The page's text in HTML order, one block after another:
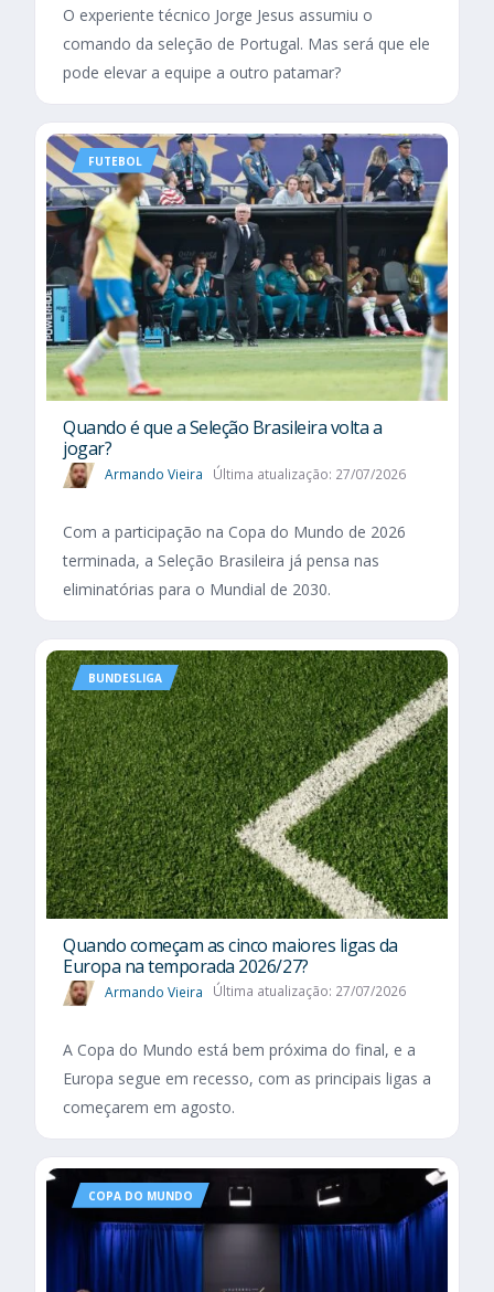
O experiente técnico Jorge Jesus assumiu o
comando da seleção de Portugal. Mas será que ele
pode elevar a equipe a outro patamar?
FUTEBOL
Quando é que a Seleção Brasileira volta a
jogar?
Armando Vieira Última atualização: 27/07/2026
Com a participação na Copa do Mundo de 2026
terminada, a Seleção Brasileira já pensa nas
eliminatórias para o Mundial de 2030.
BUNDESLIGA
Quando começam as cinco maiores ligas da
Europa na temporada 2026/27?
Armando Vieira Última atualização: 27/07/2026
A Copa do Mundo está bem próxima do final, e a
Europa segue em recesso, com as principais ligas a
começarem em agosto.
COPA DO MUNDO